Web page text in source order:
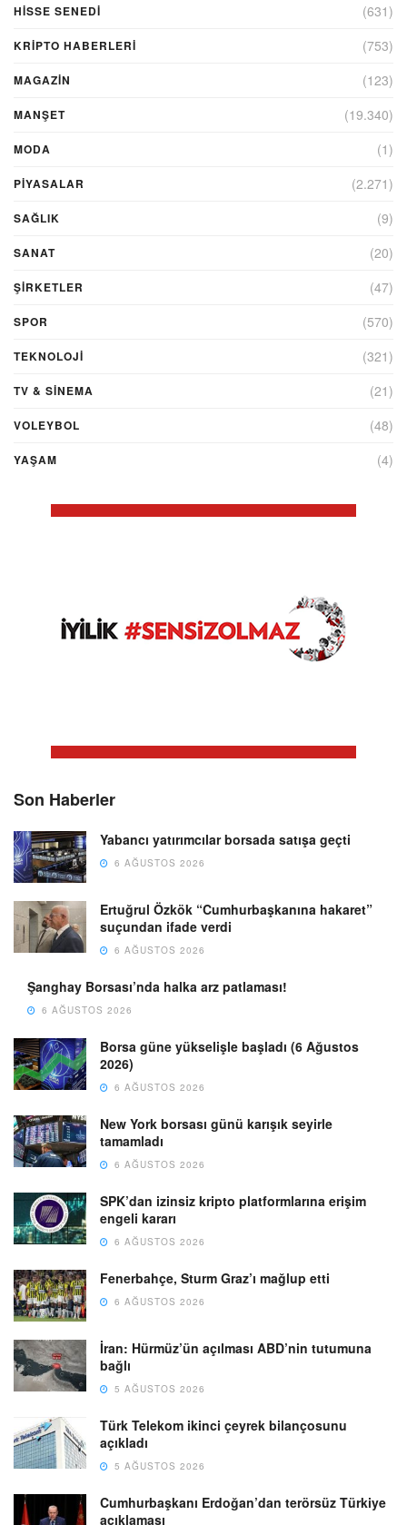
HİSSE SENEDİ (631)
KRIPTO HABERLERI (753)
MAGAZİN (123)
MANŞET (19.340)
MODA (1)
PİYASALAR (2.271)
SAĞLIK (9)
SANAT (20)
ŞIRKETLER (47)
SPOR (570)
TEKNOLOJİ (321)
TV & SINEMA (21)
VOLEYBOL (48)
YAŞAM (4)
Son Haberler
Yabancı yatırımcılar borsada satışa geçti
6 AĞUSTOS 2026
Ertuğrul Özkök “Cumhurbaşkanına hakaret”
suçundan ifade verdi
6 AĞUSTOS 2026
Şanghay Borsası’nda halka arz patlaması!
6 AĞUSTOS 2026
Borsa güne yükselişle başladı (6 Ağustos
2026)
6 AĞUSTOS 2026
New York borsası günü karışık seyirle
tamamladı
6 AĞUSTOS 2026
SPK’dan izinsiz kripto platformlarına erişim
engeli kararı
6 AĞUSTOS 2026
Fenerbahçe, Sturm Graz’ı mağlup etti
6 AĞUSTOS 2026
İran: Hürmüz’ün açılması ABD’nin tutumuna
bağlı
5 AĞUSTOS 2026
Türk Telekom ikinci çeyrek bilançosunu
açıkladı
5 AĞUSTOS 2026
Cumhurbaşkanı Erdoğan’dan terörsüz Türkiye
açıklaması